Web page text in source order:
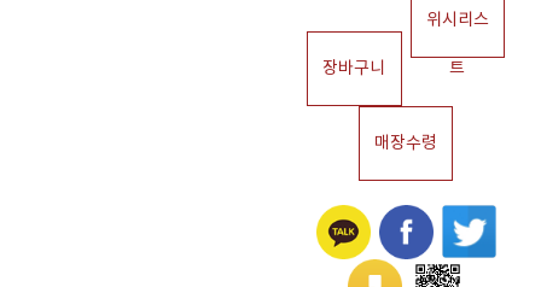
장바구니
위시리스
트
매장수령